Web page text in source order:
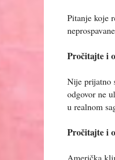
Pitanje koje
Pročitajte i
Nije prijatno
odgovor ne
u realnom
Pročitajte i